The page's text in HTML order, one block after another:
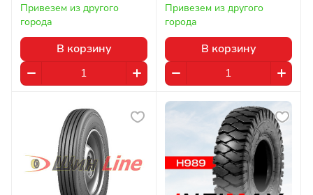
Привезем из другого
города
В корзину
Привезем из другого
города
В корзину